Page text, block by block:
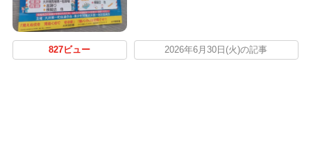
827ビュー 2026年6月30日(火)の記事